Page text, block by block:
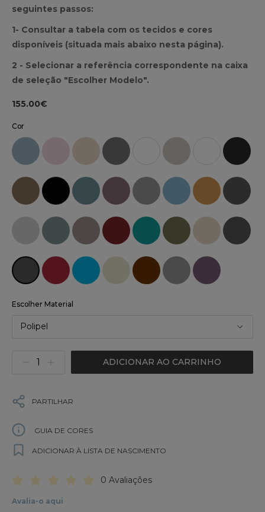
seguintes passos:
1- Consultar a tabela com os tecidos e cores
disponíveis (situada mais abaixo nesta página).
2 - Selecionar a referência correspondente na caixa
de seleção "Escolher Modelo".
155.00€
Cor
Escolher Material
Polipel
ADICIONAR AO CARRINHO
PARTILHAR
GUIA DE CORES
ADICIONAR À LISTA DE NASCIMENTO
0 Avaliações
Avalia-o aqui